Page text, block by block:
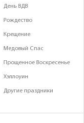
День ВДВ
Рождество
Крещение
Медовый Спас
Прощенное Воскресенье
Хэллоуин
Другие праздники